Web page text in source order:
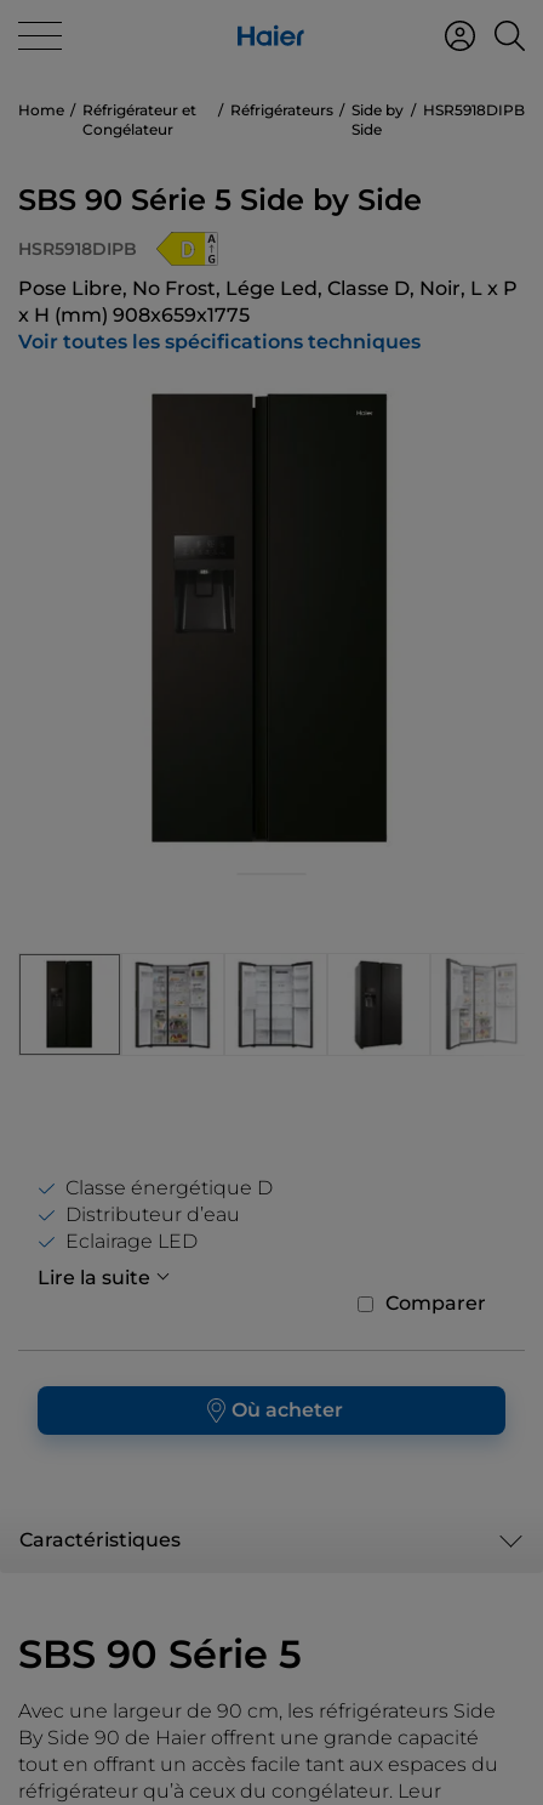
Home
Réfrigérateur et
Congélateur
Réfrigérateurs
Side by
Side
HSR5918DIPB
SBS 90 Série 5 Side by Side
HSR5918DIPB
Pose Libre, No Frost, Lége Led, Classe D, Noir, L x P
x H (mm) 908x659x1775
Voir toutes les spécifications techniques
Classe énergétique D
Distributeur d’eau
Eclairage LED
Lire la suite
Comparer
Où acheter
Caractéristiques
SBS 90 Série 5
Avec une largeur de 90 cm, les réfrigérateurs Side
By Side 90 de Haier offrent une grande capacité
tout en offrant un accès facile tant aux espaces du
réfrigérateur qu’à ceux du congélateur. Leur